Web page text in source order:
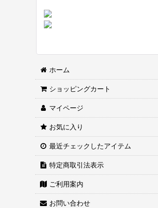
ホーム
ショッピングカート
マイページ
お気に入り
最近チェックしたアイテム
特定商取引法表示
ご利用案内
お問い合わせ